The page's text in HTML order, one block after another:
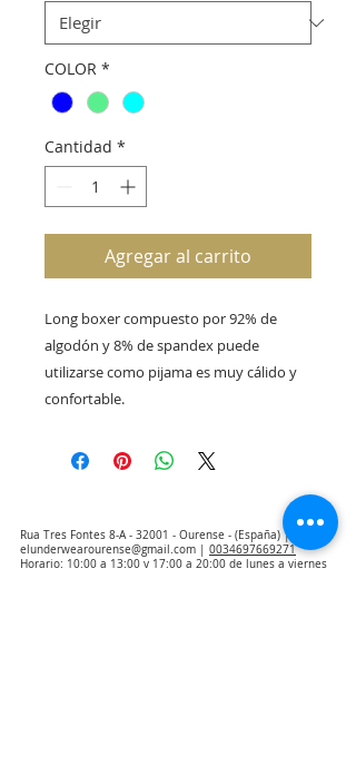
COLOR *
Cantidad *
Agregar al carrito
Long boxer compuesto por 92% de
algodón y 8% de spandex puede
utilizarse como pijama es muy cálido y
Rua Tres Fontes 8-A - 32001 - Ourense - (España) |
elunderwearourense@gmail.com | 0034697669271
Horario: 10:00 a 13:00 y 17:00 a 20:00 de lunes a viernes